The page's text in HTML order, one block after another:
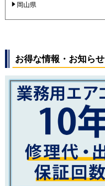
岡山県
お得な情報・お知らせ